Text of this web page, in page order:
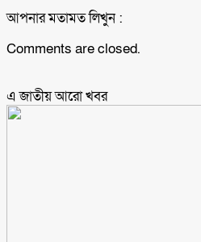
আপনার মতামত লিখুন :
Comments are closed.
এ জাতীয় আরো ‍খবর